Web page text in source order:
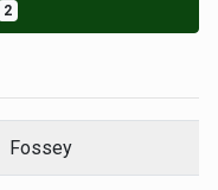
2
Fossey